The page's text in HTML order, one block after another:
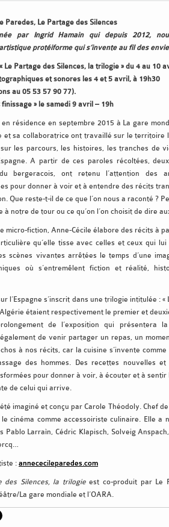
Paredes, Le Partage des Silences
par Ingrid Hamain qui depuis 2012,
protéiforme qui s’invente au fil des
Le Partage des Silences, la trilogie » du 4 au 10
et sonores les 4 et 5 avril, à 19h30
au 05 53 57 90 77).
finissage » le samedi 9 avril – 19h
en résidence en septembre 2015 à La gare
et sa collaboratrice ont travaillé sur le territoire
les parcours, les histoires, les tranches de
A partir de ces paroles récoltées,
bergeracois, ont retenu l’attention des
pour donner à voir et à entendre des récits
Que reste-t-il de ce que l’on nous a raconté ?
à notre de tour ou ce qu’on l’on choisit de dire
micro-fiction, Anne-Cécile élabore des récits à
qu’elle tisse avec celles et ceux qui
scènes vivantes arrêtées le temps d’une
où s’entremêlent fiction et réalité,
l’Espagne s’inscrit dans une trilogie intitulée : «
étaient respectivement le premier et
de l’exposition qui présentera
de venir partager un repas, un
à nos récits, car la cuisine s’invente
des hommes. Des recettes nouvelles et
pour donner à voir, à écouter et à sentir
de celui qui arrive.
imaginé et conçu par Carole Théodoly. Chef
cinéma comme accessoiriste culinaire. Elle a
Pablo Larraìn, Cédric Klapisch, Solveig
: annececileparedes.com
des Silences, la trilogieest co-produit par Le
La gare mondiale et l’OARA.